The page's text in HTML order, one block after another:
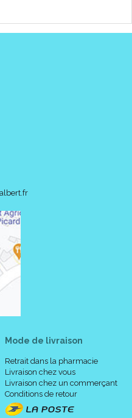
Mode de livraison
Retrait dans la pharmacie
Livraison chez vous
Livraison chez un commerçant
Conditions de retour